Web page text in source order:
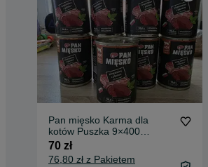
Pan mięsko Karma dla
kotów Puszka 9×400
Wieprzowina z jeleniem.
70 zł
76,80 zł z Pakietem